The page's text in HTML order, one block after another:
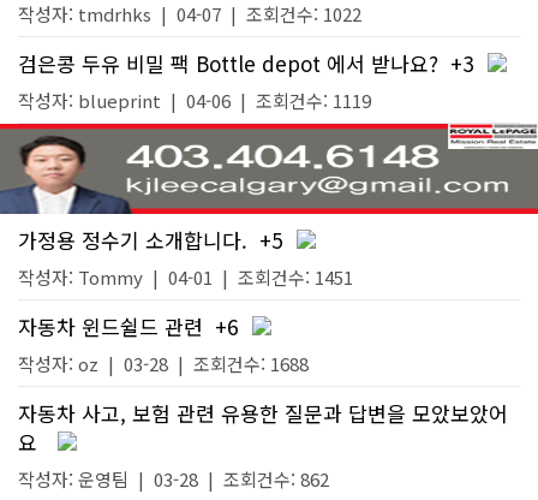
작성자: tmdrhks | 04-07 | 조회건수: 1022
검은콩 두유 비밀 팩 Bottle depot 에서 받나요? +3
작성자: blueprint | 04-06 | 조회건수: 1119
가정용 정수기 소개합니다. +5
작성자: Tommy | 04-01 | 조회건수: 1451
자동차 윈드쉴드 관련 +6
작성자: oz | 03-28 | 조회건수: 1688
자동차 사고, 보험 관련 유용한 질문과 답변을 모았보았어
요
작성자: 운영팀 | 03-28 | 조회건수: 862